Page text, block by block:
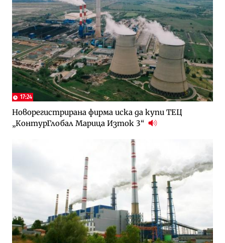
17:24
Новорегистрирана фирма иска да купи ТЕЦ
„КонтурГлобал Марица Изток 3“